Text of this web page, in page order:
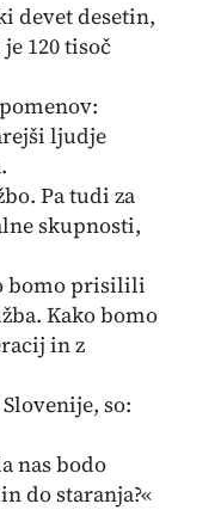
devet desetin,
120 tisoč
ljudje
Pa tudi za
skupnosti,
bomo prisilili
Kako bomo
in z
so:
nas bodo
do staranja?«